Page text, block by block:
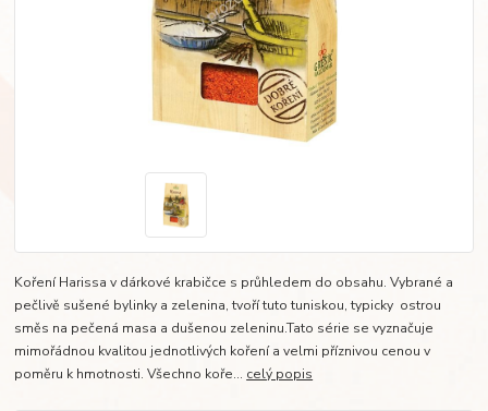
Koření Harissa v dárkové krabičce s průhledem do obsahu. Vybrané a
pečlivě sušené bylinky a zelenina, tvoří tuto tuniskou, typicky ostrou
směs na pečená masa a dušenou zeleninu.Tato série se vyznačuje
mimořádnou kvalitou jednotlivých koření a velmi příznivou cenou v
poměru k hmotnosti. Všechno koře... celý popis